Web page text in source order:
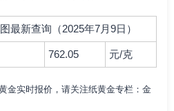
最新查询（2025年7月9日）
762.05 元/克
金实时报价，请关注纸黄金专栏：金